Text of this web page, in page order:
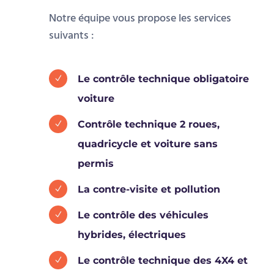
Notre équipe vous propose les services
suivants :
N
Le contrôle technique obligatoire
voiture
N
Contrôle technique 2 roues,
quadricycle et voiture sans
permis
N La contre-visite et pollution
N
Le contrôle des véhicules
hybrides, électriques
N
Le contrôle technique des 4X4 et